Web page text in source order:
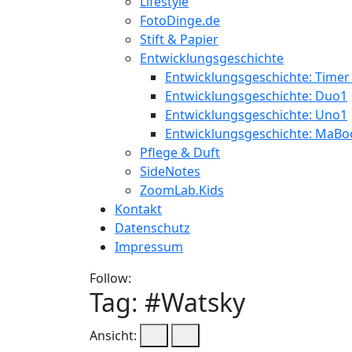
FotoDinge.de
Stift & Papier
Entwicklungsgeschichte
Entwicklungsgeschichte: Timer
Entwicklungsgeschichte: Duo1
Entwicklungsgeschichte: Uno1
Entwicklungsgeschichte:
Pflege & Duft
SideNotes
ZoomLab.Kids
Kontakt
Datenschutz
Impressum
Follow:
Tag: #Watsky
Ansicht: